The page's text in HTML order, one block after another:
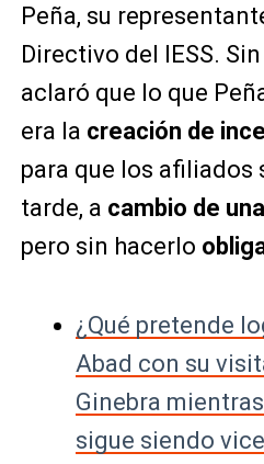
Peña, su
Directivo del IESS.
aclaró que lo que
era la creación de
para que los afiliados
tarde, a cambio de
pero sin hacerlo
¿Qué pretende
Abad con su
Ginebra
sigue siendo